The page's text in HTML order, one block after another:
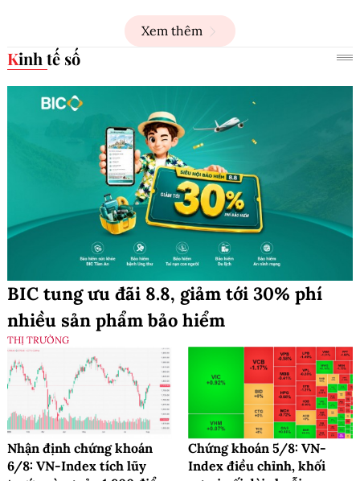
Xem thêm
Kinh tế số
BIC tung ưu đãi 8.8, giảm tới 30% phí
nhiều sản phẩm bảo hiểm
THỊ TRƯỜNG
Nhận định chứng khoán
6/8: VN-Index tích lũy
Chứng khoán 5/8: VN-
Index điều chỉnh, khối